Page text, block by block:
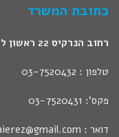
כתובת המשרד
רחוב הנרקיס 22 ראשון לציון
טלפון : 03-7520432
פקס': 03-7520431
דואר : shaierez@gmail.com